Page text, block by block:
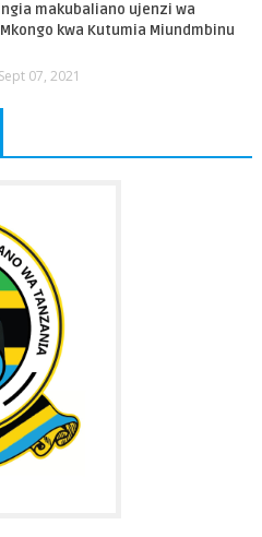
makubaliano ujenzi wa
kwa Kutumia Miundmbinu
Sept 07, 2021